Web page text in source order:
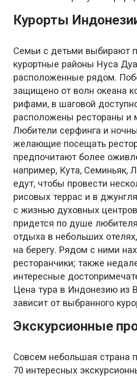
Курорты
Семьи с детьми выбирают
курортные районы Нуса
расположенные рядом.
защищено от волн океана
рифами, в шаговой
расположены рестораны и
Любители серфинга и
желающие посещать
предпочитают более
например, Кута, Семиньяк,
едут, чтобы провести
рисовых террас и в
с жизнью духовных
придется по душе
отдыха в небольших
на берегу. Рядом с ними
ресторанчики; также
интересные
Цена тура в Индонезию из
зависит от выбранного
Экскурсионные
Совсем небольшая страна
70 интересных